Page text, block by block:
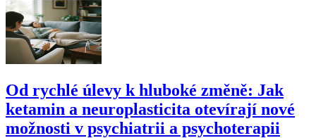
Od rychlé úlevy k hluboké změně: Jak
ketamin a neuroplasticita otevírají nové
možnosti v psychiatrii a psychoterapii